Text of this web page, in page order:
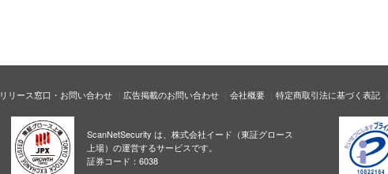
リリース窓口・お問い合わせ 広告掲載のお問い合わせ 会社概要 特定商取引法に基づく表記
ScanNetSecurity は、株式会社イード（東証グロース
上場）の運営するサービスです。
証券コード：6038